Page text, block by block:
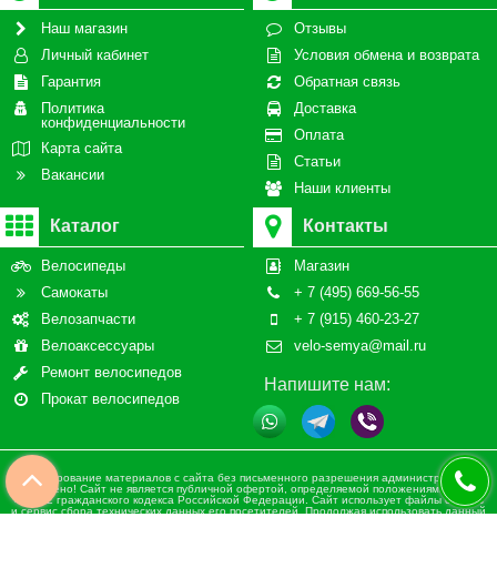
Наш магазин
Личный кабинет
Гарантия
Политика
конфиденциальности
Карта сайта
Вакансии
Отзывы
Условия обмена и возврата
Обратная связь
Доставка
Оплата
Статьи
Наши клиенты
Каталог
Велосипеды
Самокаты
Велозапчасти
Велоаксессуары
Ремонт велосипедов
Прокат велосипедов
Контакты
Магазин
+ 7 (495) 669-56-55
+ 7 (915) 460-23-27
velo-semya@mail.ru
Напишите нам:
Копирование материалов с сайта без письменного разрешения администрации
запрещено! Сайт не является публичной офертой, определяемой положениями статьи
437 ч.2 гражданского кодекса Российской Федерации. Сайт использует файлы cookies
и сервис сбора технических данных его посетителей. Продолжая использовать данный